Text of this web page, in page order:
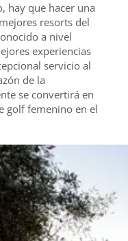
hay que hacer una
resorts del
a nivel
experiencias
servicio al
de la
se convertirá en
golf femenino en el